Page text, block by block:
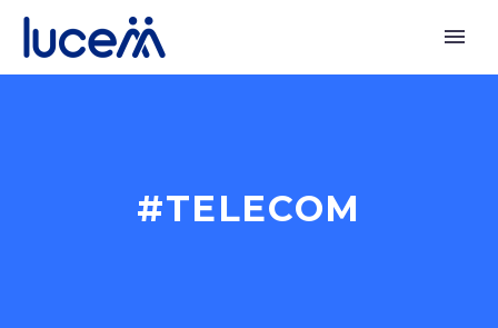
#TELECOM